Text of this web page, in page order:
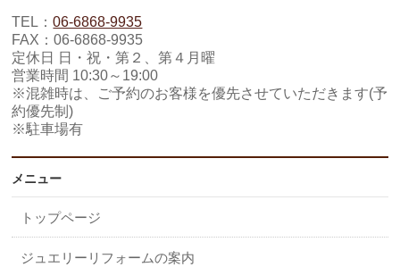
TEL：06-6868-9935
FAX：06-6868-9935
定休日 日・祝・第２、第４月曜
営業時間 10:30～19:00
※混雑時は、ご予約のお客様を優先させていただきます(予
約優先制)
※駐車場有
メニュー
トップページ
ジュエリーリフォームの案内